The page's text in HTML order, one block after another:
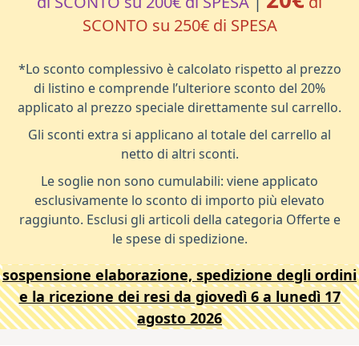
SCONTO su 250€ di SPESA
*Lo sconto complessivo è calcolato rispetto al prezzo
di listino e comprende l’ulteriore sconto del 20%
applicato al prezzo speciale direttamente sul carrello.
Gli sconti extra si applicano al totale del carrello al
netto di altri sconti.
Le soglie non sono cumulabili: viene applicato
esclusivamente lo sconto di importo più elevato
raggiunto. Esclusi gli articoli della categoria Offerte e
le spese di spedizione.
sospensione elaborazione, spedizione degli ordini
e la ricezione dei resi da giovedì 6 a lunedì 17
agosto 2026